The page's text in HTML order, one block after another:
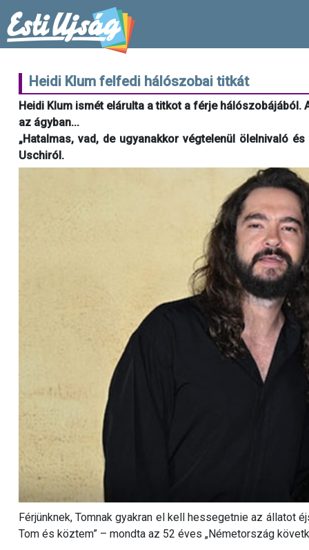
Heidi Klum felfedi hálószobai titkát
Heidi Klum ismét elárulta a titkot a férje
az ágyban...
„Hatalmas, vad, de ugyanakkor végtelenül ölelnivaló
Uschiról.
Férjünknek, Tomnak gyakran el kell hessegetnie az állatot
Tom és köztem” – mondta az 52 éves „Németország